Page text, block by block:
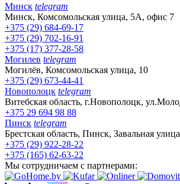
Минск telegram
Минск, Комсомольская улица, 5А, офис 7
+375 (29) 684-69-17
+375 (29) 702-16-91
+375 (17) 377-28-58
Могилев telegram
Могилёв, Комсомольская улица, 10
+375 (29) 673-44-41
Новополоцк telegram
Витебская область, г.Новополоцк,
+375 29 694 98 88
Пинск telegram
Брестская область, Пинск, Завальная
+375 (29) 922-28-22
+375 (165) 62-63-22
Мы сотрудничаем с партнерами: